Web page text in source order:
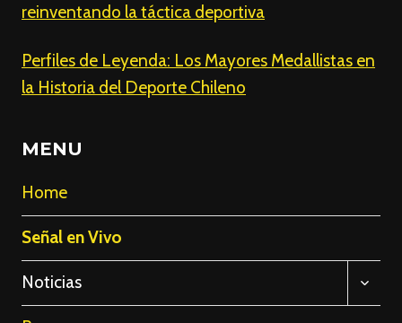
reinventando la táctica deportiva
Perfiles de Leyenda: Los Mayores Medallistas en
la Historia del Deporte Chileno
MENU
Home
Señal en Vivo
Noticias
HIJO